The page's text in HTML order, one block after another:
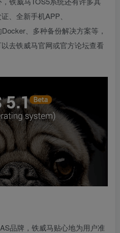
、全新手机APP、
、多种备份解决方案等，
去铁威马官网或官方论坛查看
品牌，铁威马贴心地为用户准